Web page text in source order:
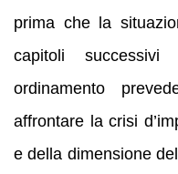
prima che la
capitoli
ordinamento
affrontare la crisi
e della dimensione